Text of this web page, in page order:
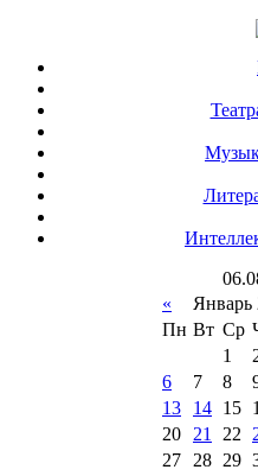
06.
«
Январь
Пн Вт Ср
1
6
7 8
13
14 15
20
21 22
27
28 29